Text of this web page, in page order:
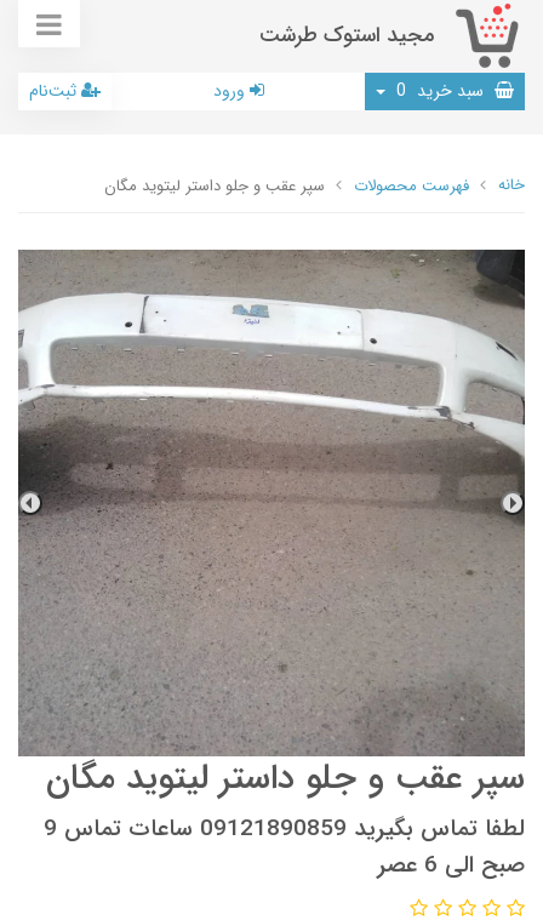
مجید استوک طرشت
سبد خرید 0 ورود ثبت‌نام
خانه فهرست محصولات سپر عقب و جلو داستر لیتوید مگان
سپر عقب و جلو داستر لیتوید مگان
لطفا تماس بگیرید 09121890859 ساعات تماس 9
صبح الی 6 عصر